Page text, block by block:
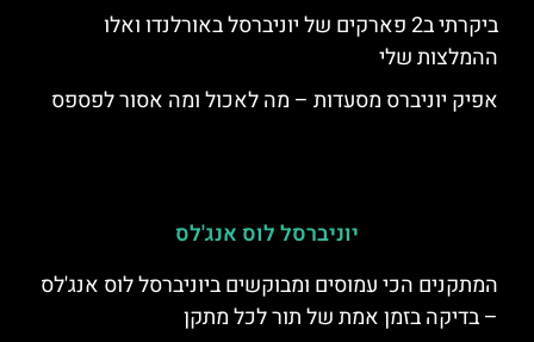
ביקרתי ב2 פארקים של יוניברסל באורלנדו ואלו
ההמלצות שלי
אפיק יוניברס מסעדות – מה לאכול ומה אסור לפספס
יוניברסל לוס אנג'לס
המתקנים הכי עמוסים ומבוקשים ביוניברסל לוס אנג'לס
– בדיקה בזמן אמת של תור לכל מתקן